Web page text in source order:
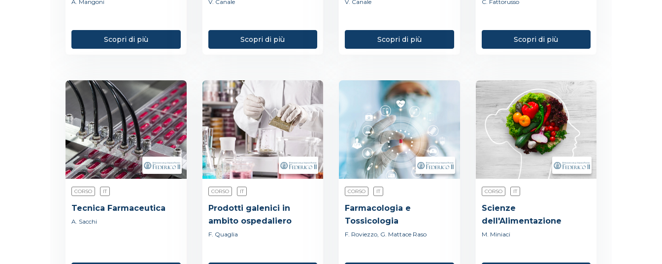
A. Mangoni
Scopri di più
V. Canale
Scopri di più
V. Canale
Scopri di più
C. Fattorusso
Scopri di più
CORSO IT
Tecnica Farmaceutica
A. Sacchi
CORSO IT
Prodotti galenici in
ambito ospedaliero
F. Quaglia
CORSO IT
Farmacologia e
Tossicologia
F. Roviezzo, G. Mattace Raso
CORSO IT
Scienze
dell'Alimentazione
M. Miniaci